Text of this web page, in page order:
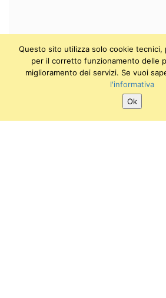
Questo sito utilizza solo cookie
per il corretto funzionamento delle
miglioramento dei servizi. Se vuoi
l'informativa
Ok